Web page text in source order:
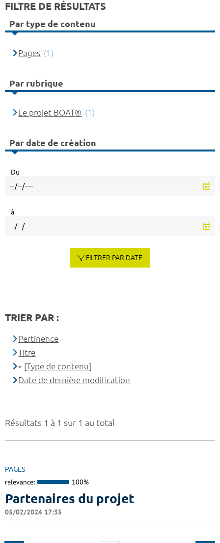
Résultats 1 à 1 sur 1 au total
PAGES
relevance: 100%
Partenaires du projet
05/02/2024 17:35
FILTRE DE RÉSULTATS
Par type de contenu
Pages (1)
Par rubrique
Le projet BOAT® (1)
Par date de création
Du
à
FILTRER PAR DATE
TRIER PAR :
Pertinence
Titre
[Type de contenu]
Date de dernière modification